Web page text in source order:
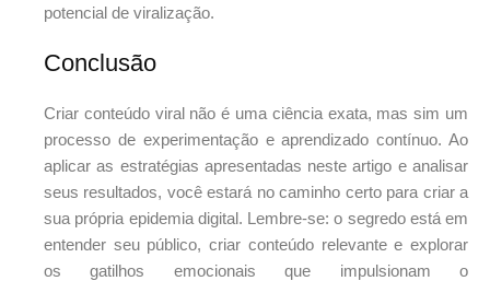
potencial de viralização.
Conclusão
Criar conteúdo viral não é uma ciência exata, mas sim um
processo de experimentação e aprendizado contínuo. Ao
aplicar as estratégias apresentadas neste artigo e analisar
seus resultados, você estará no caminho certo para criar a
sua própria epidemia digital. Lembre-se: o segredo está em
entender seu público, criar conteúdo relevante e explorar
os gatilhos emocionais que impulsionam o